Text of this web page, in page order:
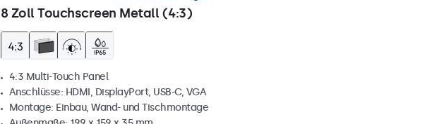
8 Zoll Touchscreen Metall (4:3)
4:3 Multi-Touch Panel
Anschlüsse: HDMI, DisplayPort, USB-C, VGA
Montage: Einbau, Wand- und Tischmontage